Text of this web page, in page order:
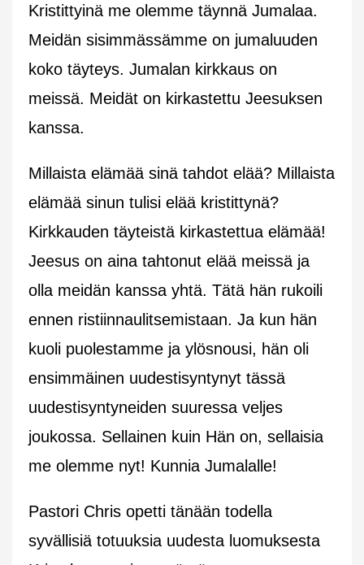
Kristittyinä me olemme täynnä Jumalaa.
Meidän sisimmässämme on jumaluuden
koko täyteys. Jumalan kirkkaus on
meissä. Meidät on kirkastettu Jeesuksen
kanssa.
Millaista elämää sinä tahdot elää? Millaista
elämää sinun tulisi elää kristittynä?
Kirkkauden täyteistä kirkastettua elämää!
Jeesus on aina tahtonut elää meissä ja
olla meidän kanssa yhtä. Tätä hän rukoili
ennen ristiinnaulitsemistaan. Ja kun hän
kuoli puolestamme ja ylösnousi, hän oli
ensimmäinen uudestisyntynyt tässä
uudestisyntyneiden suuressa veljes
joukossa. Sellainen kuin Hän on, sellaisia
me olemme nyt! Kunnia Jumalalle!
Pastori Chris opetti tänään todella
syvällisiä totuuksia uudesta luomuksesta